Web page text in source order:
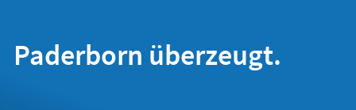
Paderborn überzeugt.